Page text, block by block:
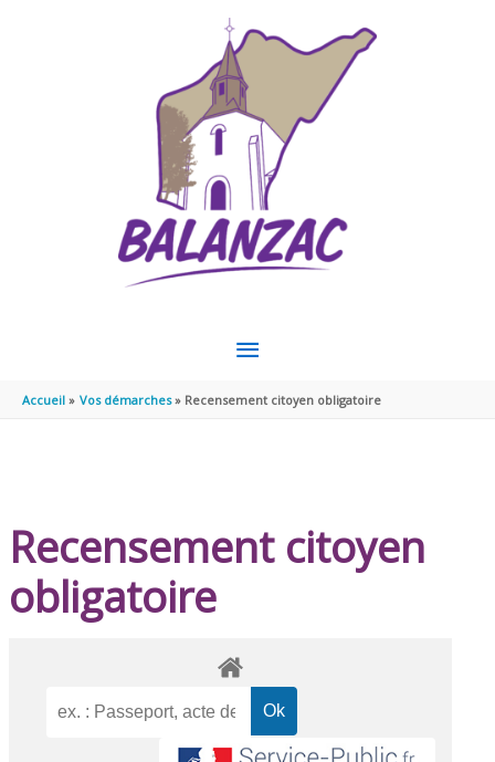
MENU
PRINCIPAL
Accueil Vos démarches Recensement citoyen obligatoire
Recensement citoyen
obligatoire